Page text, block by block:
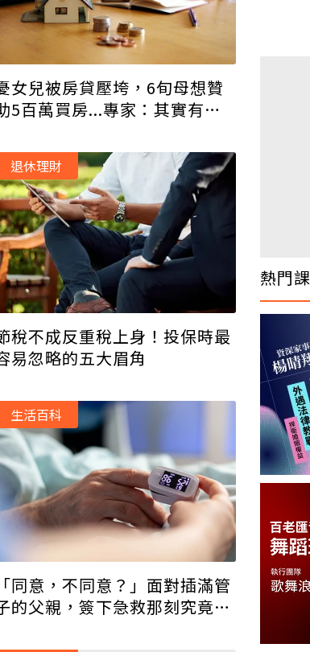
女兒被房貸壓垮，6旬母想贊
5百萬買房...專家：其實有更
稅不成反重稅上身！投保時最
易忽略的五大眉角
退休理財
「同意，不同意？」面對插滿管
的父親，簽下急救那刻究竟是
生活百科
熱門